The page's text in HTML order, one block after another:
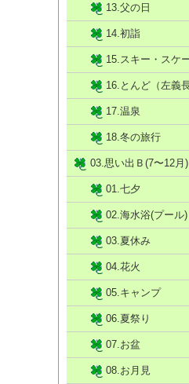
13.父の日
14.初詣
15.スキー・スケ
16.とんど（左義長
17.温泉
18.冬の旅行
03.思い出Ｂ(7〜12月)
01.七夕
02.海水浴(プール)
03.夏休み
04.花火
05.キャンプ
06.夏祭り
07.お盆
08.お月見